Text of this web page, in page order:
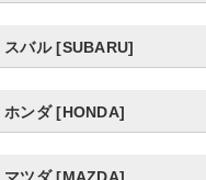
スバル [SUBARU]
ホンダ [HONDA]